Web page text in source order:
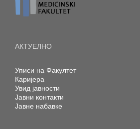
АКТУЕЛНО
Уписи на Факултет
Каријера
Увид јавности
Јавни контакти
Јавне набавке